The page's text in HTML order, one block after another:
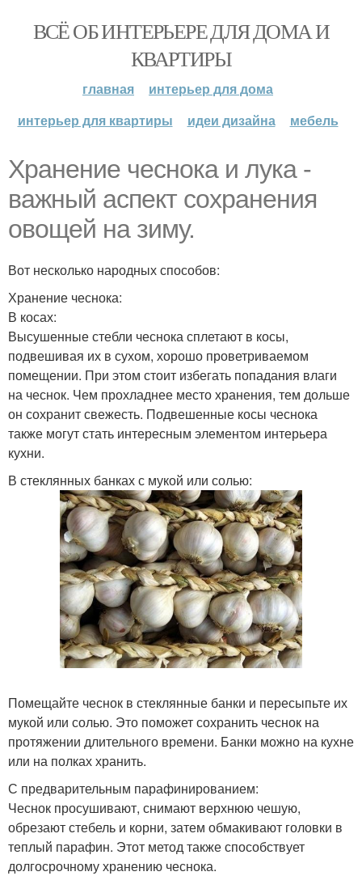
ВСЁ ОБ ИНТЕРЬЕРЕ ДЛЯ ДОМА И
КВАРТИРЫ
главная
интерьер для дома
интерьер для квартиры
идеи дизайна мебель
Хранение чеснока и лука -
важный аспект сохранения
овощей на зиму.
Вот несколько народных способов:
Хранение чеснока:
В косах:
Высушенные стебли чеснока сплетают в косы,
подвешивая их в сухом, хорошо проветриваемом
помещении. При этом стоит избегать попадания влаги
на чеснок. Чем прохладнее место хранения, тем дольше
он сохранит свежесть. Подвешенные косы чеснока
также могут стать интересным элементом интерьера
кухни.
В стеклянных банках с мукой или солью:
Помещайте чеснок в стеклянные банки и пересыпьте их
мукой или солью. Это поможет сохранить чеснок на
протяжении длительного времени. Банки можно на кухне
или на полках хранить.
С предварительным парафинированием:
Чеснок просушивают, снимают верхнюю чешую,
обрезают стебель и корни, затем обмакивают головки в
теплый парафин. Этот метод также способствует
долгосрочному хранению чеснока.